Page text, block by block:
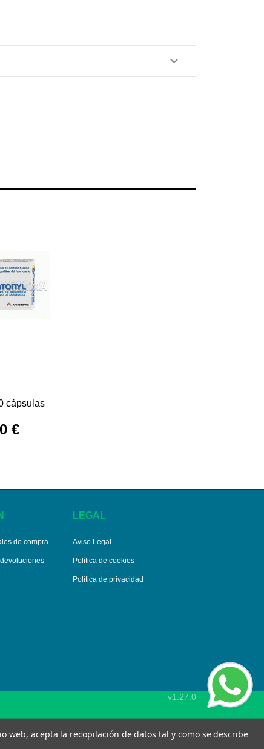
cápsulas
€
de compra
LEGAL
Aviso Legal
Política de cookies
Política de privacidad
v1.27.0
web, acepta la recopilación de datos tal y como se describe